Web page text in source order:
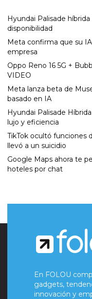
Hyundai Palisade
disponibilidad
Meta confirma que su
empresa
Oppo Reno 16 5G +
VIDEO
Meta lanza beta de
basado en IA
Hyundai Palisade
lujo y eficiencia
TikTok ocultó funciones
llevó a un suicidio
Google Maps ahora te
hoteles por chat
En FOLOU
gadgets,
innovación y